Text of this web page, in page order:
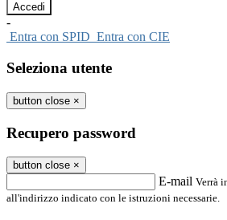
-
Entra con SPID Entra con CIE
Seleziona utente
button close ×
Recupero password
button close ×
E-mail Verrà
all'indirizzo indicato con le istruzioni necessarie.